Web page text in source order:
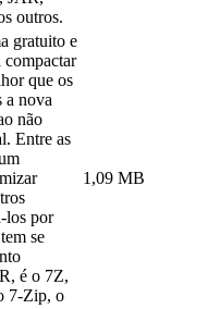
outros.
gratuito e
compactar
que os
a nova
não
Entre as
los por
se
é o 7Z,
7-Zip, o
1,09 MB